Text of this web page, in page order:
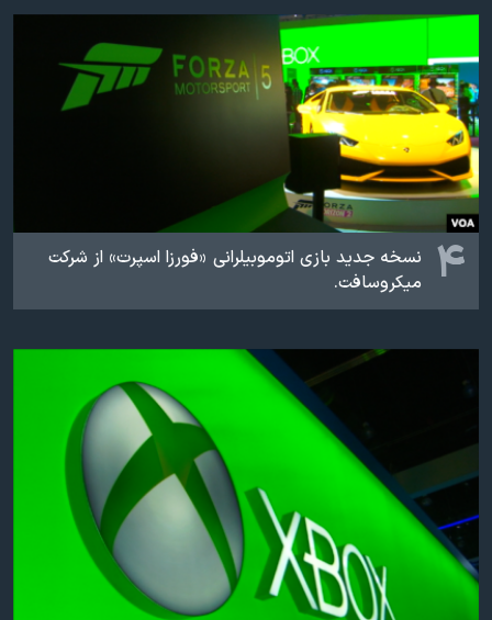
۴
نسخه جدید بازی اتوموبیلرانی «فورزا اسپرت» از شرکت
میکروسافت.